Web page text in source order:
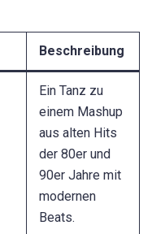
Beschreibung
Ein Tanz zu
einem Mashup
aus alten Hits
der 80er und
90er Jahre mit
modernen
Beats.